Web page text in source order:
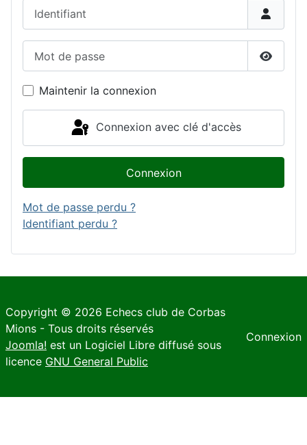
Maintenir la connexion
Connexion avec clé d'accès
Connexion
Mot de passe perdu ?
Identifiant perdu ?
Copyright © 2026 Echecs club de Corbas
Mions - Tous droits réservés
Joomla! est un Logiciel Libre diffusé sous
licence GNU General Public
Connexion